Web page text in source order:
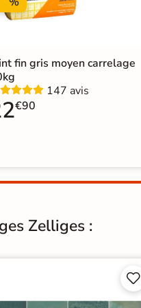
fin gris moyen carrelage
147 avis
€90
Zelliges :

